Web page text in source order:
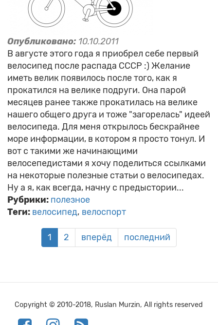
Опубликовано: 10.10.2011
В августе этого года я приобрел себе первый
велосипед после распада СССР :) Желание
иметь велик появилось после того, как я
прокатился на велике подруги. Она парой
месяцев ранее также прокатилась на велике
нашего общего друга и тоже "загорелась" идеей
велосипеда. Для меня открылось бескрайнее
море информации, в котором я просто тонул. И
вот с такими же начинающими
велосепедистами я хочу поделиться ссылками
на некоторые полезные статьи о велосипедах.
Ну а я, как всегда, начну с предыстории...
Рубрики: полезное
Теги: велосипед велоспорт
1 2 вперёд последний
Copyright © 2010-2018, Ruslan Murzin, All rights reserved